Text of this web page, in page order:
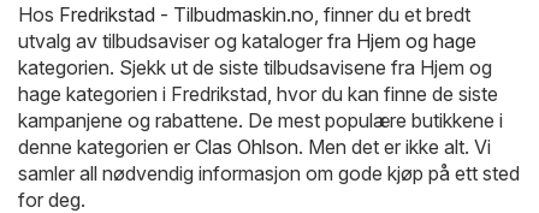
Hos Fredrikstad - Tilbudmaskin.no , finner du et bredt
utvalg av tilbudsaviser og kataloger fra Hjem og hage
kategorien. Sjekk ut de siste tilbudsavisene fra Hjem og
hage kategorien i Fredrikstad, hvor du kan finne de siste
kampanjene og rabattene. De mest populære butikkene i
denne kategorien er Clas Ohlson. Men det er ikke alt. Vi
samler all nødvendig informasjon om gode kjøp på ett sted
for deg.